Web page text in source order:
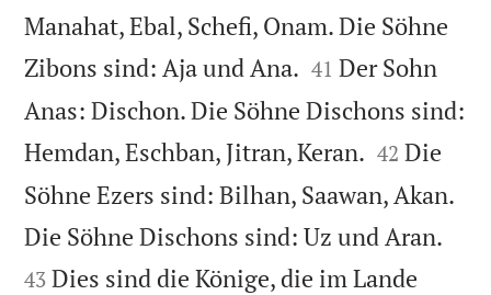
Manahat, Ebal, Schefi, Onam. Die Söhne
Zibons sind: Aja und Ana. 

41 Der Sohn
Anas: Dischon. Die Söhne Dischons sind:
Hemdan, Eschban, Jitran, Keran. 

42 Die
Söhne Ezers sind: Bilhan, Saawan, Akan.
Die Söhne Dischons sind: Uz und Aran.
43 Dies sind die Könige, die im Lande